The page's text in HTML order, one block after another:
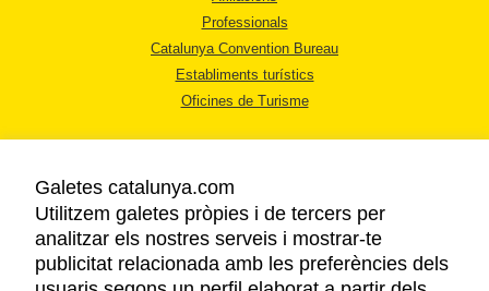
Professionals
Catalunya Convention Bureau
Establiments turístics
Oficines de Turisme
AVÍS LEGAL
POLÍTICA DE PRIVACITAT
Galetes catalunya.com
Utilitzem galetes pròpies i de tercers per
analitzar els nostres serveis i mostrar-te
publicitat relacionada amb les preferències dels